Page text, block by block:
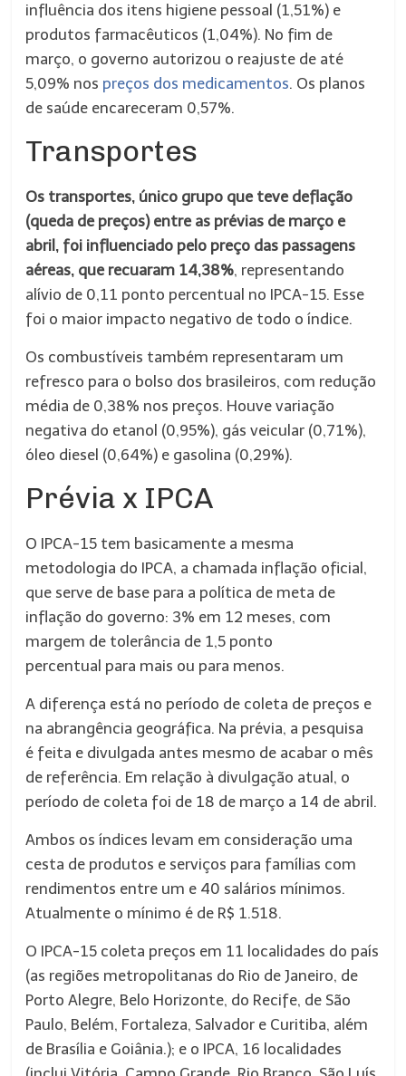
influência dos itens higiene pessoal (1,51%) e
produtos farmacêuticos (1,04%). No fim de
março, o governo autorizou o reajuste de até
5,09% nos preços dos medicamentos. Os planos
de saúde encareceram 0,57%.
Transportes
Os transportes, único grupo que teve deflação
(queda de preços) entre as prévias de março e
abril, foi influenciado pelo preço das passagens
aéreas, que recuaram 14,38%, representando
alívio de 0,11 ponto percentual no IPCA-15. Esse
foi o maior impacto negativo de todo o índice.
Os combustíveis também representaram um
refresco para o bolso dos brasileiros, com redução
média de 0,38% nos preços. Houve variação
negativa do etanol (0,95%), gás veicular (0,71%),
óleo diesel (0,64%) e gasolina (0,29%).
Prévia x IPCA
O IPCA-15 tem basicamente a mesma
metodologia do IPCA, a chamada inflação oficial,
que serve de base para a política de meta de
inflação do governo: 3% em 12 meses, com
margem de tolerância de 1,5 ponto
percentual para mais ou para menos.
A diferença está no período de coleta de preços e
na abrangência geográfica. Na prévia, a pesquisa
é feita e divulgada antes mesmo de acabar o mês
de referência. Em relação à divulgação atual, o
período de coleta foi de 18 de março a 14 de abril.
Ambos os índices levam em consideração uma
cesta de produtos e serviços para famílias com
rendimentos entre um e 40 salários mínimos.
Atualmente o mínimo é de R$ 1.518.
O IPCA-15 coleta preços em 11 localidades do país
(as regiões metropolitanas do Rio de Janeiro, de
Porto Alegre, Belo Horizonte, do Recife, de São
Paulo, Belém, Fortaleza, Salvador e Curitiba, além
de Brasília e Goiânia.); e o IPCA, 16 localidades